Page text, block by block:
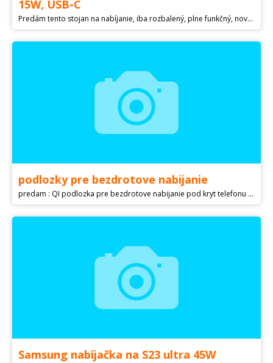
15W, USB-C
Predám tento stojan na nabíjanie, iba rozbalený, plne funkčný, nový, nepouživaný. Vlastnosti: - univerzálny stojan pre bezdrôtové nabíjanie - rýchle nabíjanie s výkonom 15W - USB-C nabíjací port - nabíja telefón v ideálnej pozícii - konštrukcia z odolného brúseného hliníka - silikónové polstrovanie pre bezpečie vloženého telefónu - protišmykové podložky na spodnej strane držiaka - LED indikácia stavu nabíjania (zelená: bežné nabíjanie, modrá: rýchle nabíjanie) - dve nabíjacie cievky s ochranou proti prehrievaniu - dokáže dobíjať aj telefón v puzdre alebo kryte - kompatibilný s Qi nabíjaním - USB-C kábel súčasťou balenia - Upozornenie: pre využitie maximálnej rýchlosti nabíjania je nutné použiť pre stojanček FIXED dostatočne výkonný nabíjací adaptér (nie je súčasťou balenia) - rozmery 6,66 x 10,34 x 8,38 cm preferujem osobný odber Košice.
podlozky pre bezdrotove nabijanie
predam : QI podlozka pre bezdrotove nabijanie pod kryt telefonu - typ USb C (6€), QI podlozka pre bezdrotove nabijanie pod kryt telefonu - typ USB A (5€)
Samsung nabíjačka na S23 ultra 45W